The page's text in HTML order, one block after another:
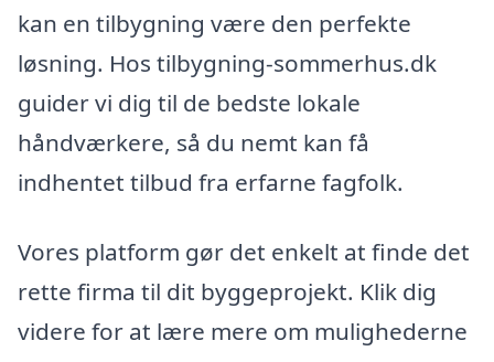
kan en tilbygning være den perfekte
løsning. Hos tilbygning-sommerhus.dk
guider vi dig til de bedste lokale
håndværkere, så du nemt kan få
indhentet tilbud fra erfarne fagfolk.
Vores platform gør det enkelt at finde det
rette firma til dit byggeprojekt. Klik dig
videre for at lære mere om mulighederne